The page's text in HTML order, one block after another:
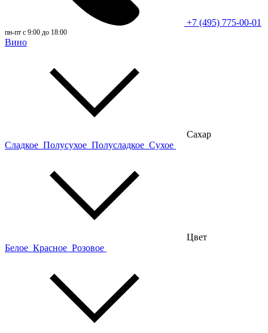
+7 (495) 775-00-01
пн-пт с 9:00 до 18:00
Вино
Сахар
Сладкое Полусухое Полусладкое Сухое
Цвет
Белое Красное Розовое